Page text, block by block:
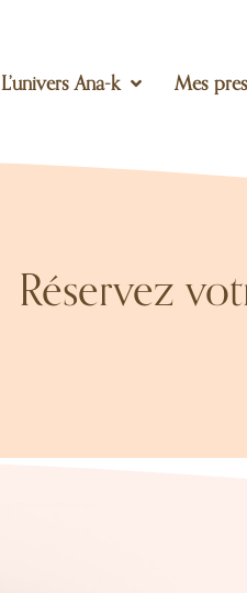
L’univers Ana-k Mes
Réservez